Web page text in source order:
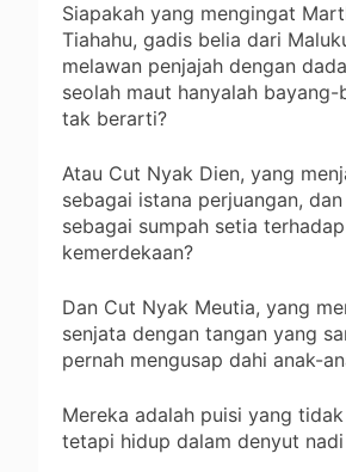
Siapakah yang mengingat
Tiahahu, gadis belia dari
melawan penjajah dengan
seolah maut hanyalah bayang-
tak berarti?
Atau Cut Nyak Dien, yang
sebagai istana perjuangan,
sebagai sumpah setia terhadap
kemerdekaan?
Dan Cut Nyak Meutia, yang
senjata dengan tangan yang
pernah mengusap dahi anak-
Mereka adalah puisi yang
tetapi hidup dalam denyut